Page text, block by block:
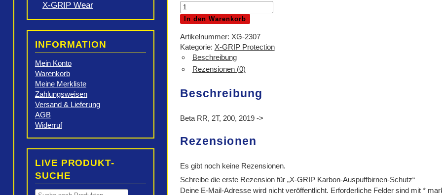
X-GRIP Wear
INFORMATION
Mein Konto
Warenkorb
Meine Merkliste
Zahlungsweisen
Versand & Lieferung
AGB
Widerruf
LIVE PRODUKT-
SUCHE
X-
GRIP
Karbon-
Auspuffbirnen-
Schutz
Menge
In den Warenkorb
Artikelnummer: XG-2307
Kategorie: X-GRIP Protection
Beschreibung
Rezensionen (0)
Beschreibung
Beta RR, 2T, 200, 2019 ->
Rezensionen
Es gibt noch keine Rezensionen.
Schreibe die erste Rezension für „X-GRIP Karbon-Auspuffbirnen-Schutz“
Deine E-Mail-Adresse wird nicht veröffentlicht. Erforderliche Felder sind mit *